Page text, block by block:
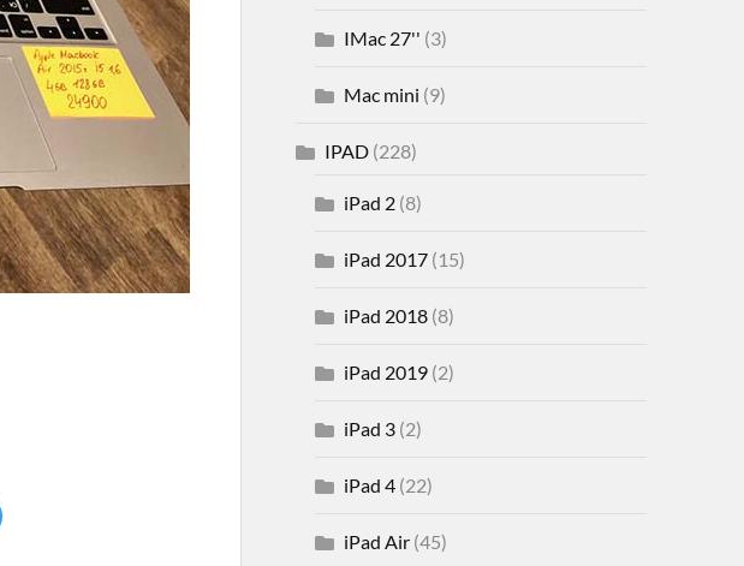
IMac 27'' (3)
Mac mini (9)
IPAD(228)
iPad 2(8)
iPad 2017(15)
iPad 2018(8)
iPad 2019(2)
iPad 3(2)
iPad 4(22)
iPad Air(45)